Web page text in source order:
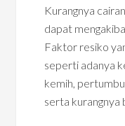
Kurangnya
dapat
Faktor resiko
seperti adanya
kemih,
serta kurangnya